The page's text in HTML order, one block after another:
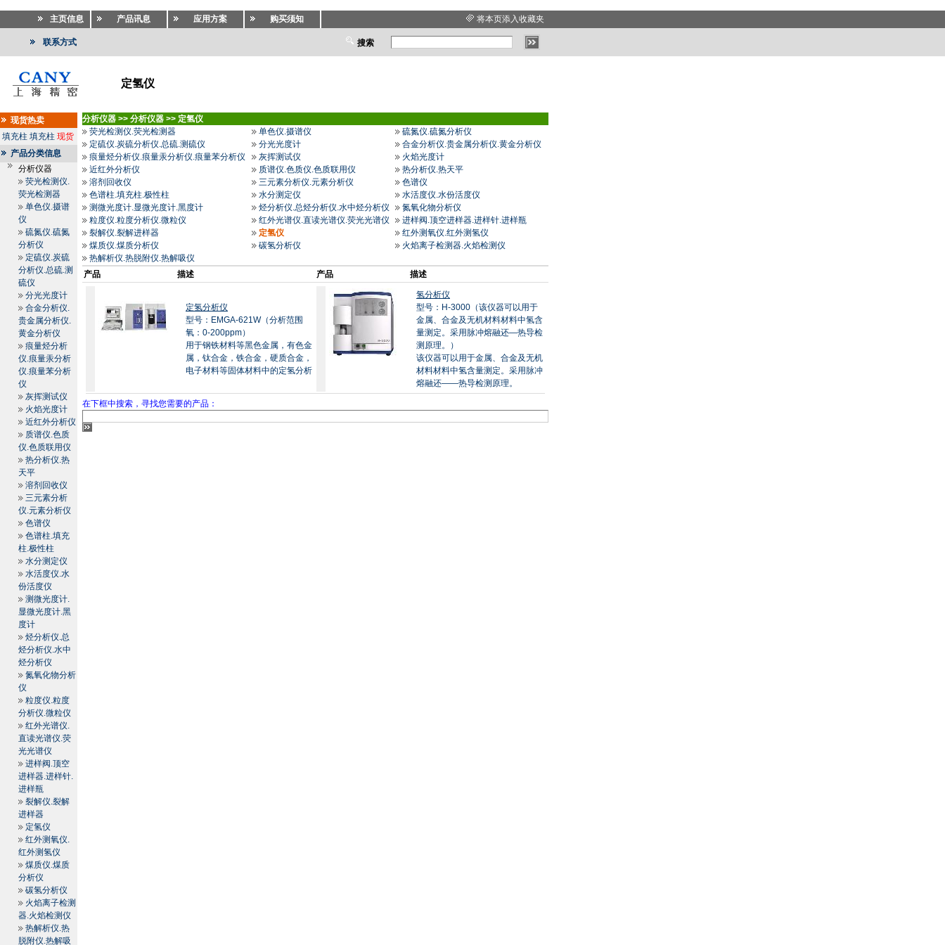
主页信息 产品讯息 应用方案 购买须知 将本页添入收藏夹
联系方式 搜索
定氢仪
现货热卖
填充柱 填充柱 现货
产品分类信息
分析仪器
荧光检测仪.
荧光检测器
单色仪.摄谱
仪
硫氮仪.硫氮
分析仪
定硫仪.炭硫
分析仪.总硫.测
硫仪
分光光度计
合金分析仪.
贵金属分析仪.
黄金分析仪
痕量烃分析
仪.痕量汞分析
仪.痕量苯分析
仪
灰挥测试仪
火焰光度计
近红外分析仪
质谱仪.色质
仪.色质联用仪
热分析仪.热
天平
溶剂回收仪
三元素分析
仪.元素分析仪
色谱仪
色谱柱.填充
柱.极性柱
水分测定仪
水活度仪.水
份活度仪
测微光度计.
显微光度计.黑
度计
烃分析仪.总
烃分析仪.水中
烃分析仪
氮氧化物分析
仪
粒度仪.粒度
分析仪.微粒仪
红外光谱仪.
直读光谱仪.荧
光光谱仪
进样阀.顶空
进样器.进样针.
进样瓶
裂解仪.裂解
进样器
定氢仪
红外测氧仪.
红外测氢仪
煤质仪.煤质
分析仪
碳氢分析仪
火焰离子检测
器.火焰检测仪
热解析仪.热
脱附仪.热解吸
分析仪器 >> 分析仪器 >> 定氢仪
荧光检测仪.荧光检测器
单色仪.摄谱仪
硫氮仪.硫氮分析仪
定硫仪.炭硫分析仪.总硫.测硫仪
分光光度计
合金分析仪.贵金属分析仪.黄金分析仪
痕量烃分析仪.痕量汞分析仪.痕量苯分析仪
灰挥测试仪
火焰光度计
近红外分析仪
质谱仪.色质仪.色质联用仪
热分析仪.热天平
溶剂回收仪
三元素分析仪.元素分析仪
色谱仪
色谱柱.填充柱.极性柱
水分测定仪
水活度仪.水份活度仪
测微光度计.显微光度计.黑度计
烃分析仪.总烃分析仪.水中烃分析仪
氮氧化物分析仪
粒度仪.粒度分析仪.微粒仪
红外光谱仪.直读光谱仪.荧光光谱仪
进样阀.顶空进样器.进样针.进样瓶
裂解仪.裂解进样器
定氢仪
红外测氧仪.红外测氢仪
煤质仪.煤质分析仪
碳氢分析仪
火焰离子检测器.火焰检测仪
热解析仪.热脱附仪.热解吸仪
产品
描述 产品 描述
定氢分析仪
型号：EMGA-621W（分析范围
氧：0-200ppm）
用于钢铁材料等黑色金属，有色金
属，钛合金，铁合金，硬质合金，
电子材料等固体材料中的定氢分析
氢分析仪
型号：H-3000（该仪器可以用于
金属、合金及无机材料材料中氢含
量测定。采用脉冲熔融还—热导检
测原理。）
该仪器可以用于金属、合金及无机
材料材料中氢含量测定。采用脉冲
熔融还——热导检测原理。
在下框中搜索，寻找您需要的产品：